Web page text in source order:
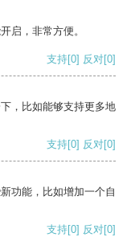
启，非常方便。
支持[0] 反对[0]
，比如能够支持更多地
支持[0] 反对[0]
功能，比如增加一个自
支持[0] 反对[0]